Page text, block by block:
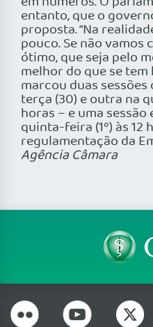
entanto, que o
proposta. “Na
pouco. Se não
ótimo, que seja pelo
melhor do que se tem
marcou duas
terça (30) e outra na
horas – e uma
quinta-feira (1º) às 12
regulamentação da
Agência Câmara